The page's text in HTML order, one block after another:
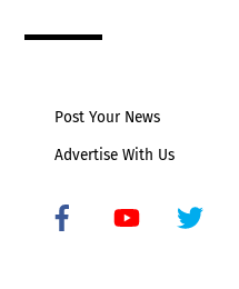
Post Your News
Advertise With Us
Icon